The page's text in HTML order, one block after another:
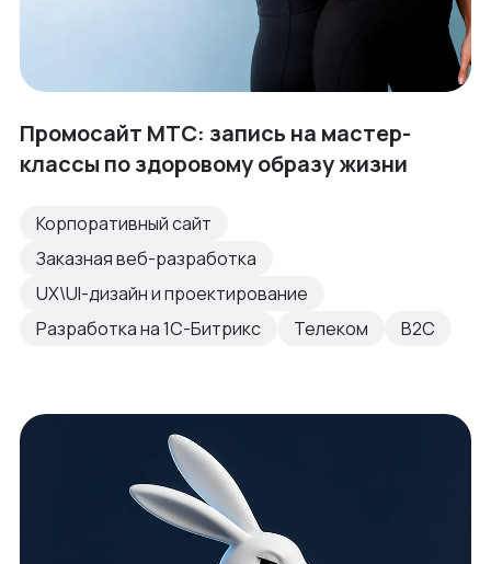
Промосайт МТС: запись на мастер-
классы по здоровому образу жизни
Корпоративный сайт
Заказная веб-разработка
UX\UI-дизайн и проектирование
Разработка на 1С-Битрикс
Телеком B2C